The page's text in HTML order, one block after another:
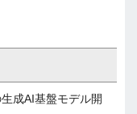
成AI基盤モデル開